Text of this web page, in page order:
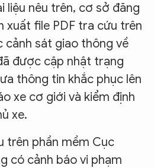
liệu nêu trên, cơ sở đăng
xuất file PDF tra cứu trên
cảnh sát giao thông về
được cập nhật trạng
thông tin khắc phục lên
xe cơ giới và kiểm định
xe.
trên phần mềm Cục
có cảnh báo vi phạm